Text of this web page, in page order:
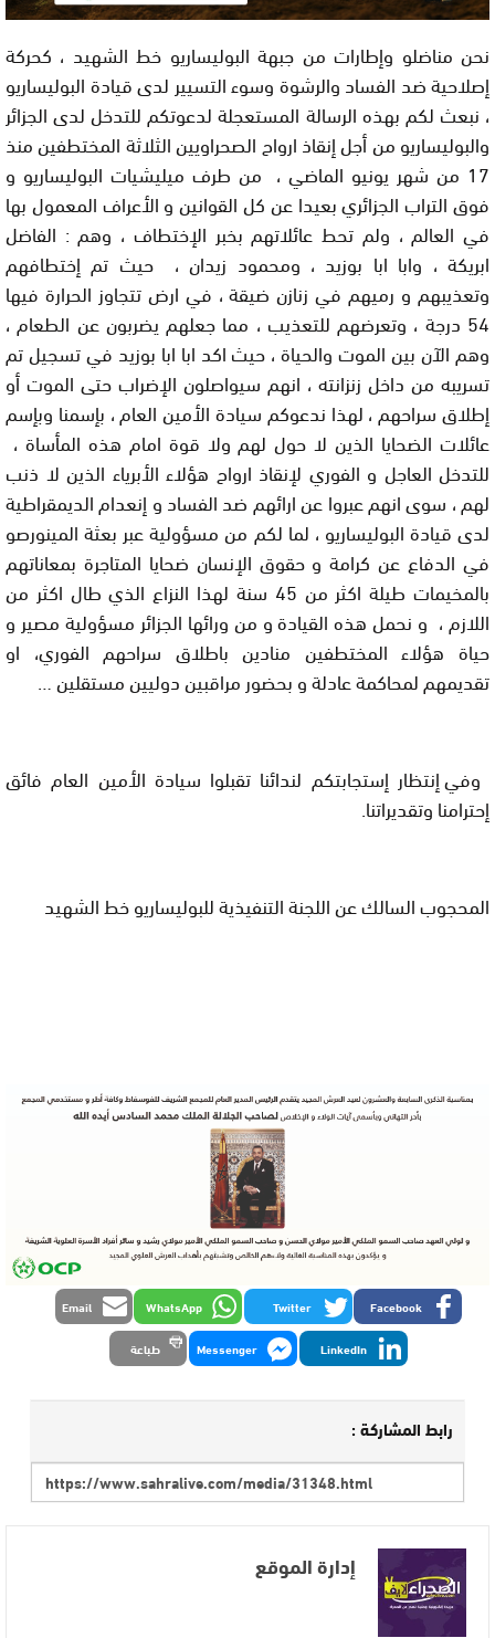
نحن مناضلو وإطارات من جبهة البوليساريو خط الشهيد ، كحركة
إصلاحية ضد الفساد والرشوة وسوء التسيير لدى قيادة البوليساريو
، نبعث لكم بهذه الرسالة المستعجلة لدعوتكم للتدخل لدى الجزائر
والبوليساريو من أجل إنقاذ ارواح الصحراويين الثلاثة المختطفين منذ
17 من شهر يونيو الماضي ، من طرف ميليشيات البوليساريو و
فوق التراب الجزائري بعيدا عن كل القوانين و الأعراف المعمول بها
في العالم ، ولم تحط عائلاتهم بخبر الإختطاف ، وهم : الفاضل
ابريكة ، وابا ابا بوزيد ، ومحمود زيدان ، حيث تم إختطافهم
وتعذيبهم و رميهم في زنازن ضيقة ، في ارض تتجاوز الحرارة فيها
54 درجة ، وتعرضهم للتعذيب ، مما جعلهم يضربون عن الطعام ،
وهم الآن بين الموت والحياة ، حيث اكد ابا ابا بوزيد في تسجيل تم
تسريبه من داخل زنزانته ، انهم سيواصلون الإضراب حتى الموت أو
إطلاق سراحهم ، لهذا ندعوكم سيادة الأمين العام ، بإسمنا وبإسم
عائلات الضحايا الذين لا حول لهم ولا قوة امام هذه المأساة ،
للتدخل العاجل و الفوري لإنقاذ ارواح هؤلاء الأبرياء الذين لا ذنب
لهم ، سوى انهم عبروا عن ارائهم ضد الفساد و إنعدام الديمقراطية
لدى قيادة البوليساريو ، لما لكم من مسؤولية عبر بعثة المينورصو
في الدفاع عن كرامة و حقوق الإنسان ضحايا المتاجرة بمعاناتهم
بالمخيمات طيلة اكثر من 45 سنة لهذا النزاع الذي طال اكثر من
اللازم ، و نحمل هذه القيادة و من ورائها الجزائر مسؤولية مصير و
حياة هؤلاء المختطفين منادين باطلاق سراحهم الفوري، او
تقديمهم لمحاكمة عادلة و بحضور مراقبين دوليين مستقلين…
وفي إنتظار إستجابتكم لندائنا تقبلوا سيادة الأمين العام فائق
إحترامنا وتقديراتنا.
المحجوب السالك عن اللجنة التنفيذية للبوليساريو خط الشهيد
Facebook
Twitter
WhatsApp
Email
LinkedIn
Messenger طباعة
رابط المشاركة :
إدارة الموقع